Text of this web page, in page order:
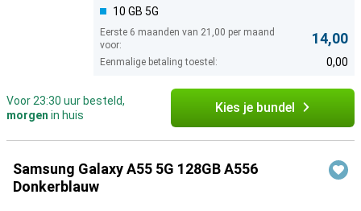
10 GB 5G
Eerste 6 maanden van 21,00 per maand
voor:
14,00
Eenmalige betaling toestel: 0,00
Voor 23:30 uur besteld,
morgen in huis Kies je bundel
Samsung Galaxy A55 5G 128GB A556
Donkerblauw